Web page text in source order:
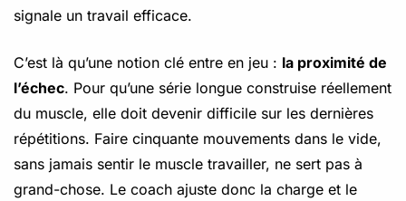
signale un travail efficace.
C’est là qu’une notion clé entre en jeu : la proximité de
l’échec. Pour qu’une série longue construise réellement
du muscle, elle doit devenir difficile sur les dernières
répétitions. Faire cinquante mouvements dans le vide,
sans jamais sentir le muscle travailler, ne sert pas à
grand-chose. Le coach ajuste donc la charge et le